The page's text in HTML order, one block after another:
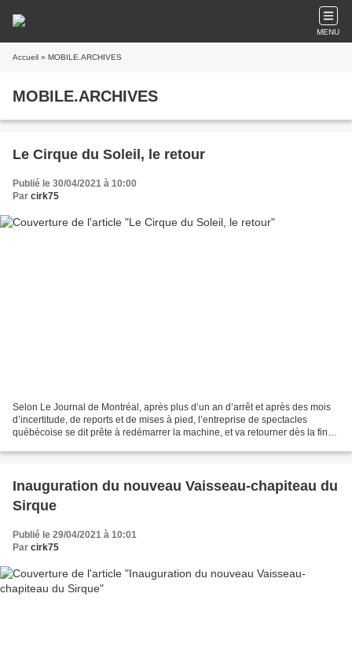
MENU
Accueil » MOBILE.ARCHIVES
MOBILE.ARCHIVES
Le Cirque du Soleil, le retour
Publié le 30/04/2021 à 10:00
Par cirk75
Selon Le Journal de Montréal, après plus d’un an d’arrêt et après des mois
d’incertitude, de reports et de mises à pied, l’entreprise de spectacles
québécoise se dit prête à redémarrer la machine, et va retourner dès la fin
Inauguration du nouveau Vaisseau-chapiteau du
Sirque
Publié le 29/04/2021 à 10:01
Par cirk75